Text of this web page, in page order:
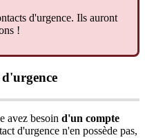
d'urgence. Ils auront
!
d'urgence
avez besoin d'un compte
d'urgence n'en possède pas,